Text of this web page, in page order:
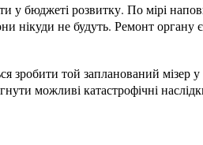
у бюджеті розвитку. По мірі
нікуди не будуть. Ремонт органу
зробити той запланований мізер
можливі катастрофічні